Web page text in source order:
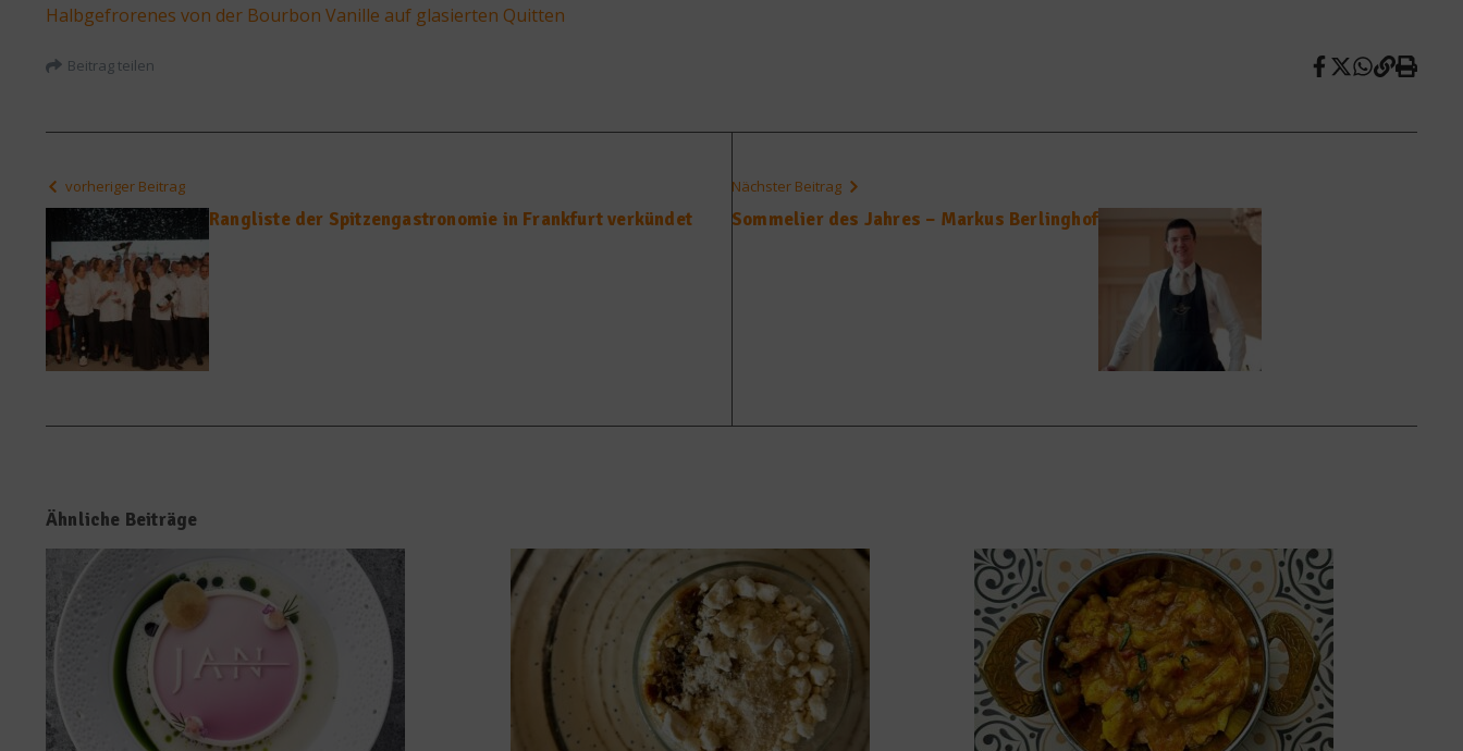
Halbgefrorenes von der Bourbon Vanille auf glasierten Quitten
Beitrag teilen
vorheriger Beitrag
Rangliste der Spitzengastronomie in Frankfurt verkündet
Nächster Beitrag
Sommelier des Jahres – Markus Berlinghof
Ähnliche Beiträge